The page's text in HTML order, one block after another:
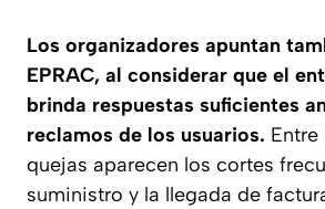
Los organizadores apuntan
EPRAC, al considerar que el
brinda respuestas suficientes
reclamos de los usuarios.
quejas aparecen los cortes
suministro y la llegada de